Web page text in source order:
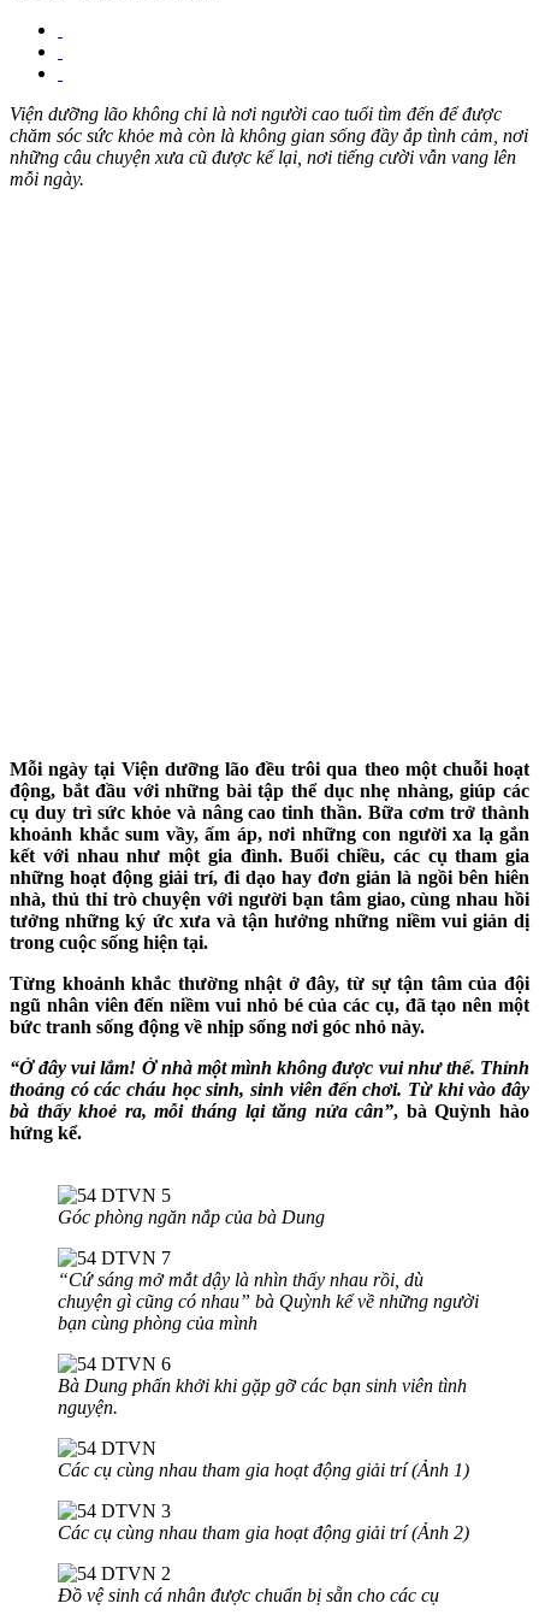
Viện dưỡng lão không chỉ là nơi người cao tuổi tìm đến để được
chăm sóc sức khỏe mà còn là không gian sống đầy ắp tình cảm, nơi
những câu chuyện xưa cũ được kể lại, nơi tiếng cười vẫn vang lên
mỗi ngày.
Mỗi ngày tại Viện dưỡng lão đều trôi qua theo một chuỗi hoạt
động, bắt đầu với những bài tập thể dục nhẹ nhàng, giúp các
cụ duy trì sức khỏe và nâng cao tinh thần. Bữa cơm trở thành
khoảnh khắc sum vầy, ấm áp, nơi những con người xa lạ gắn
kết với nhau như một gia đình. Buổi chiều, các cụ tham gia
những hoạt động giải trí, đi dạo hay đơn giản là ngồi bên hiên
nhà, thủ thỉ trò chuyện với người bạn tâm giao, cùng nhau hồi
tưởng những ký ức xưa và tận hưởng những niềm vui giản dị
trong cuộc sống hiện tại.
Từng khoảnh khắc thường nhật ở đây, từ sự tận tâm của đội
ngũ nhân viên đến niềm vui nhỏ bé của các cụ, đã tạo nên một
bức tranh sống động về nhịp sống nơi góc nhỏ này.
“Ở đây vui lắm! Ở nhà một mình không được vui như thế. Thỉnh
thoảng có các cháu học sinh, sinh viên đến chơi. Từ khi vào đây
bà thấy khoẻ ra, mỗi tháng lại tăng nửa cân”, bà Quỳnh hào
hứng kể.
Góc phòng ngăn nắp của bà Dung
“Cứ sáng mở mắt dậy là nhìn thấy nhau rồi, dù
chuyện gì cũng có nhau” bà Quỳnh kể về những người
bạn cùng phòng của mình
Bà Dung phấn khởi khi gặp gỡ các bạn sinh viên tình
nguyện.
Các cụ cùng nhau tham gia hoạt động giải trí (Ảnh 1)
Các cụ cùng nhau tham gia hoạt động giải trí (Ảnh 2)
Đồ vệ sinh cá nhân được chuẩn bị sẵn cho các cụ